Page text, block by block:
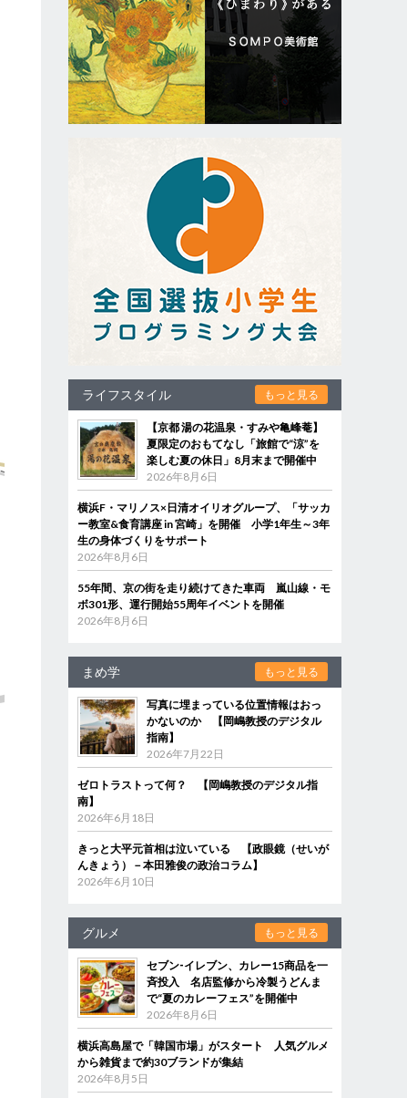
ライフスタイル もっと見る
【京都 湯の花温泉・すみや亀峰菴】
夏限定のおもてなし「旅館で“涼”を
楽しむ夏の休日」8月末まで開催中
2026年8月6日
横浜F・マリノス×日清オイリオグループ、「サッカ
ー教室&食育講座 in 宮崎」を開催 小学1年生～3年
生の身体づくりをサポート
2026年8月6日
55年間、京の街を走り続けてきた車両 嵐山線・モ
ボ301形、運行開始55周年イベントを開催
2026年8月6日
まめ学 もっと見る
写真に埋まっている位置情報はおっ
かないのか 【岡嶋教授のデジタル
指南】
2026年7月22日
ゼロトラストって何？ 【岡嶋教授のデジタル指
南】
2026年6月18日
きっと大平元首相は泣いている 【政眼鏡（せいが
んきょう）－本田雅俊の政治コラム】
2026年6月10日
グルメ もっと見る
セブン‐イレブン、カレー15商品を一
斉投入 名店監修から冷製うどんま
で“夏のカレーフェス”を開催中
2026年8月6日
横浜高島屋で「韓国市場」がスタート 人気グルメ
から雑貨まで約30ブランドが集結
2026年8月5日